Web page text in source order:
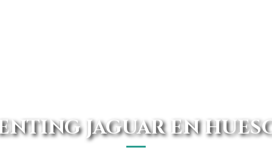
JAGUAR EN